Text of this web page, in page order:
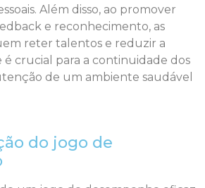
Além disso, ao promover
e reconhecimento, as
reter talentos e reduzir a
é crucial para a continuidade dos
de um ambiente saudável
do jogo de